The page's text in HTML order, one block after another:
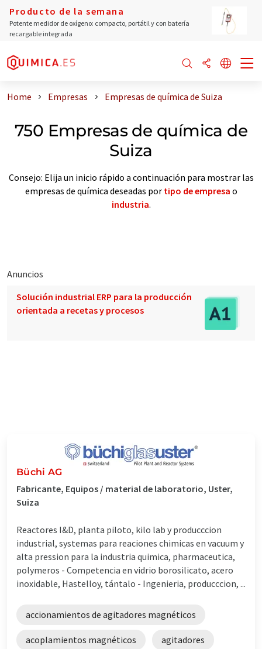
Producto de la semana
Potente medidor de oxígeno: compacto, portátil y con batería
recargable integrada
Home Empresas Empresas de química de Suiza
750 Empresas de química de
Suiza
Consejo: Elija un inicio rápido a continuación para mostrar las
empresas de química deseadas por tipo de empresa o
industria.
Anuncios
Solución industrial ERP para la producción
orientada a recetas y procesos
Büchi AG
Fabricante, Equipos / material de laboratorio, Uster,
Suiza
Reactores I&D, planta piloto, kilo lab y producccion
industrial, systemas para reaciones chimicas en vacuum y
alta pression para la industria quimica, pharmaceutica,
polymeros - Competencia en vidrio borosilicato, acero
inoxidable, Hastelloy, tántalo - Ingenieria, producccion, ...
accionamientos de agitadores magnéticos
acoplamientos magnéticos agitadores